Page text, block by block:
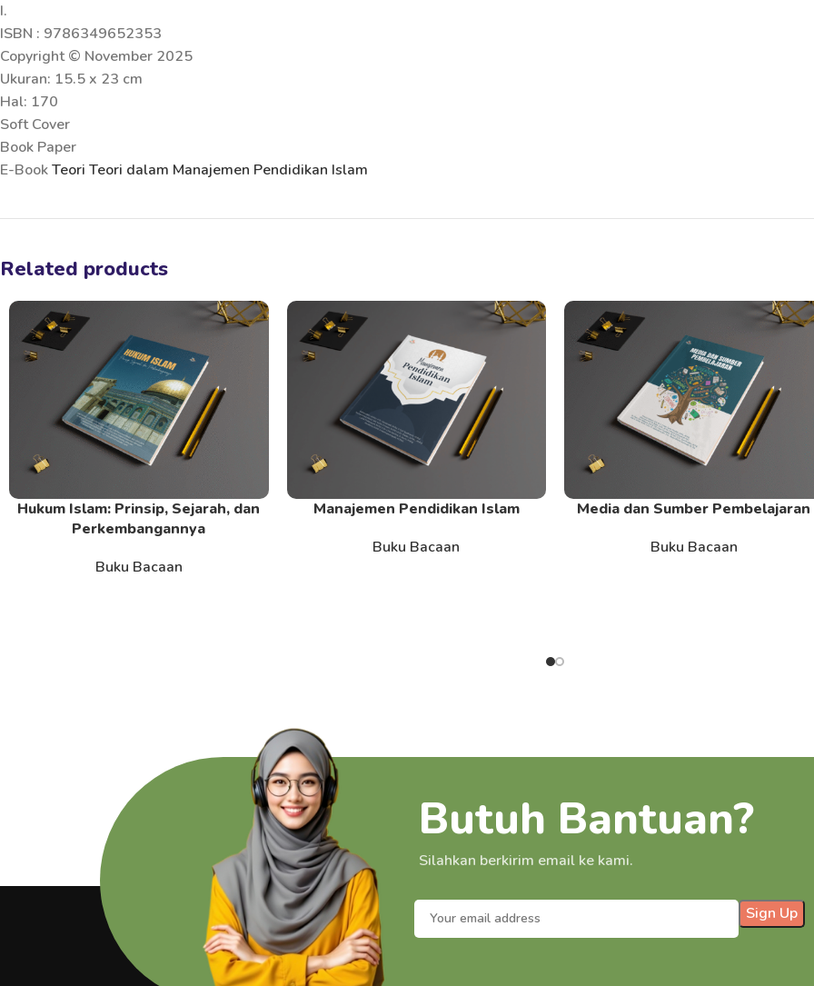
I.
ISBN : 9786349652353
Copyright © November 2025
Ukuran: 15.5 x 23 cm
Hal: 170
Soft Cover
Book Paper
E-BookTeori Teori dalam Manajemen Pendidikan Islam
Related products
Read More
Hukum Islam: Prinsip, Sejarah, dan
Perkembangannya
Buku Bacaan
Read More
Manajemen Pendidikan Islam
Buku Bacaan
Read More
Media dan Sumber Pembelajaran
Buku Bacaan
Butuh Bantuan?
Silahkan berkirim email ke kami.